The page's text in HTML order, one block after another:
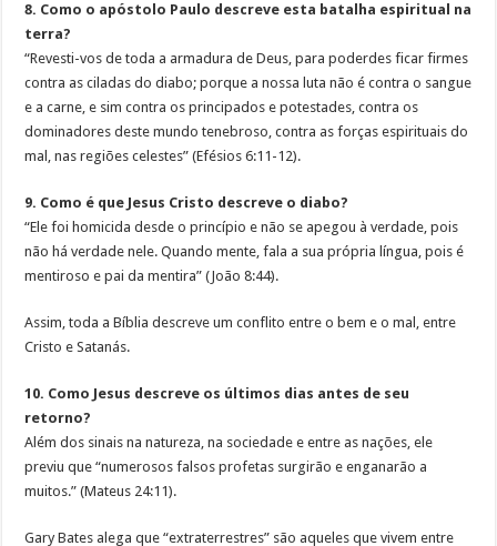
8. Como o apóstolo Paulo descreve esta batalha espiritual na
terra?
“Revesti-vos de toda a armadura de Deus, para poderdes ficar firmes
contra as ciladas do diabo; porque a nossa luta não é contra o sangue
e a carne, e sim contra os principados e potestades, contra os
dominadores deste mundo tenebroso, contra as forças espirituais do
mal, nas regiões celestes” (Efésios 6:11-12).
9. Como é que Jesus Cristo descreve o diabo?
“Ele foi homicida desde o princípio e não se apegou à verdade, pois
não há verdade nele. Quando mente, fala a sua própria língua, pois é
mentiroso e pai da mentira” (João 8:44).
Assim, toda a Bíblia descreve um conflito entre o bem e o mal, entre
Cristo e Satanás.
10. Como Jesus descreve os últimos dias antes de seu
retorno?
Além dos sinais na natureza, na sociedade e entre as nações, ele
previu que “numerosos falsos profetas surgirão e enganarão a
muitos.” (Mateus 24:11).
Gary Bates alega que “extraterrestres” são aqueles que vivem entre